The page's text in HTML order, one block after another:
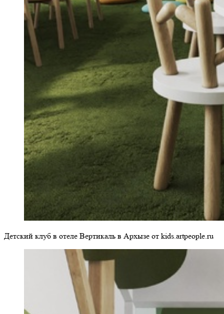
Детский клуб в отеле Вертикаль в Архызе от kids.artpeople.ru